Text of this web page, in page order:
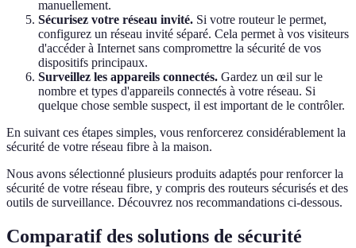
manuellement.
Sécurisez votre réseau invité. Si votre routeur le permet,
configurez un réseau invité séparé. Cela permet à vos visiteurs
d'accéder à Internet sans compromettre la sécurité de vos
dispositifs principaux.
Surveillez les appareils connectés. Gardez un œil sur le
nombre et types d'appareils connectés à votre réseau. Si
quelque chose semble suspect, il est important de le contrôler.
En suivant ces étapes simples, vous renforcerez considérablement la
sécurité de votre réseau fibre à la maison.
Nous avons sélectionné plusieurs produits adaptés pour renforcer la
sécurité de votre réseau fibre, y compris des routeurs sécurisés et des
outils de surveillance. Découvrez nos recommandations ci-dessous.
Comparatif des solutions de sécurité